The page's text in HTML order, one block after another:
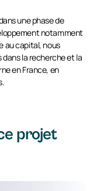
une phase de
notamment
au capital, nous
la recherche et la
en France, en
projet